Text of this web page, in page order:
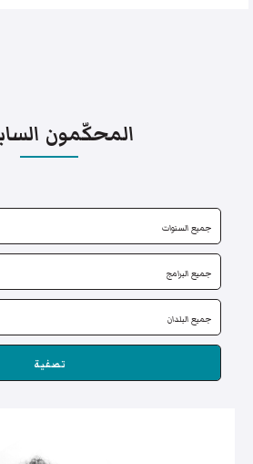
المحكّمون
تصفية